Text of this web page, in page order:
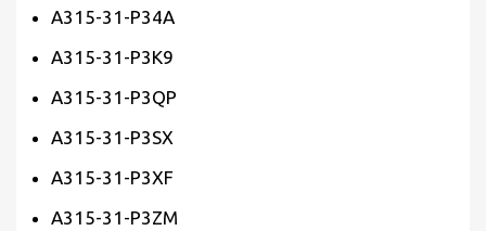
A315-31-P34A
A315-31-P3K9
A315-31-P3QP
A315-31-P3SX
A315-31-P3XF
A315-31-P3ZM